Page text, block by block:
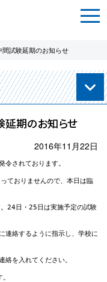
間試験延期のお知らせ
延期のお知らせ
2016年11月22日
されております。
ておりませんので、本日は臨
24日・25日は実施予定の試験
連絡するように指示し、学校に
を入れてください。